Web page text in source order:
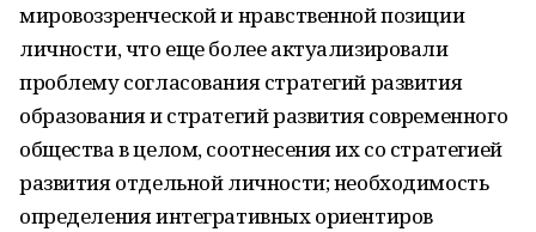
мировоззренческой и нравственной позиции
личности, что еще более актуализировали
проблему согласования стратегий развития
образования и стратегий развития современного
общества в целом, соотнесения их со стратегией
развития отдельной личности; необходимость
определения интегративных ориентиров